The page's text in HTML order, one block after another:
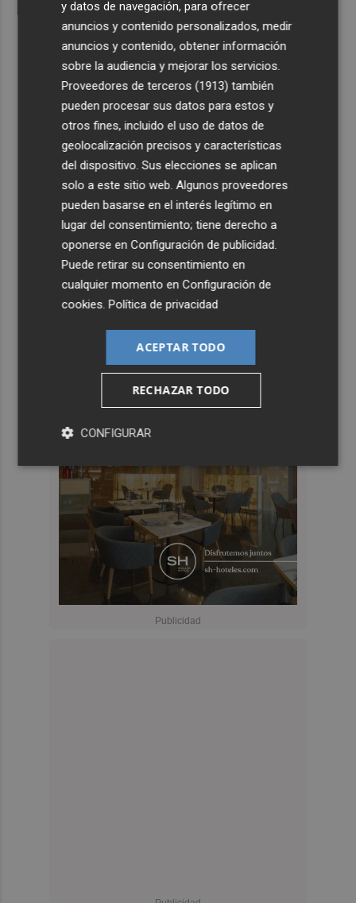
y datos de navegación, para ofrecer
anuncios y contenido personalizados, medir
anuncios y contenido, obtener información
sobre la audiencia y mejorar los servicios.
Proveedores de terceros (1913) también
pueden procesar sus datos para estos y
otros fines, incluido el uso de datos de
geolocalización precisos y características
del dispositivo. Sus elecciones se aplican
solo a este sitio web. Algunos proveedores
pueden basarse en el interés legítimo en
lugar del consentimiento; tiene derecho a
oponerse enConfiguración de publicidad
Puede retirar su consentimiento en
cualquier momento enConfiguración de
cookies .Política de privacidad
ACEPTAR TODO
RECHAZAR TODO
CONFIGURAR